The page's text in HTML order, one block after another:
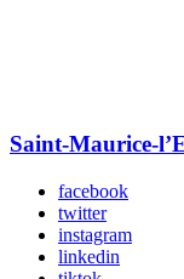
Saint-Maurice-
facebook
twitter
instagram
linkedin